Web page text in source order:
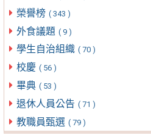
榮譽榜 ( 343 )
外食議題 ( 9 )
學生自治組織 ( 70 )
校慶 ( 56 )
畢典 ( 53 )
退休人員公告 ( 71 )
教職員甄選 ( 79 )